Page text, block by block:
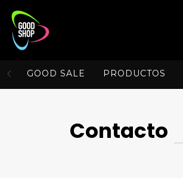
GOOD SALE PRODUCTOS
Contacto